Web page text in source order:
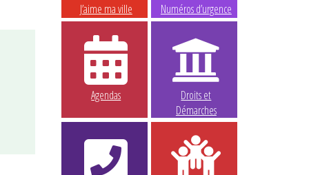
J’aime ma ville Numéros d’urgence
Agendas
Droits et
Démarches